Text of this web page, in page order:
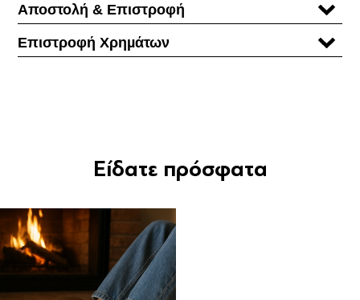
Αποστολή & Επιστροφή
Επιστροφή Χρηµάτων
Είδατε πρόσφατα